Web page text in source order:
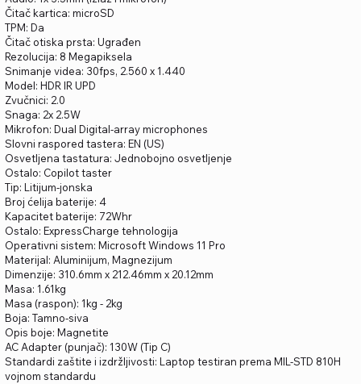
Čitač kartica: microSD
TPM: Da
Čitač otiska prsta: Ugrađen
Rezolucija: 8 Megapiksela
Snimanje videa: 30fps, 2.560 x 1.440
Model: HDR IR UPD
Zvučnici: 2.0
Snaga: 2x 2.5W
Mikrofon: Dual Digital-array microphones
Slovni raspored tastera: EN (US)
Osvetljena tastatura: Jednobojno osvetljenje
Ostalo: Copilot taster
Tip: Litijum-jonska
Broj ćelija baterije: 4
Kapacitet baterije: 72Whr
Ostalo: ExpressCharge tehnologija
Operativni sistem: Microsoft Windows 11 Pro
Materijal: Aluminijum, Magnezijum
Dimenzije: 310.6mm x 212.46mm x 20.12mm
Masa: 1.61kg
Masa (raspon): 1kg - 2kg
Boja: Tamno-siva
Opis boje: Magnetite
AC Adapter (punjač): 130W (Tip C)
Standardi zaštite i izdržljivosti: Laptop testiran prema MIL-STD 810H
vojnom standardu